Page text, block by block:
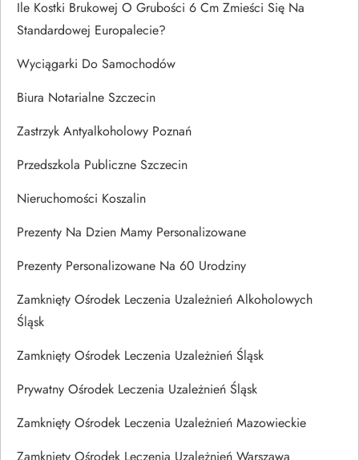
Ile Kostki Brukowej O Grubości 6 Cm Zmieści Się Na
Standardowej Europalecie?
Wyciągarki Do Samochodów
Biura Notarialne Szczecin
Zastrzyk Antyalkoholowy Poznań
Przedszkola Publiczne Szczecin
Nieruchomości Koszalin
Prezenty Na Dzien Mamy Personalizowane
Prezenty Personalizowane Na 60 Urodziny
Zamknięty Ośrodek Leczenia Uzależnień Alkoholowych
Śląsk
Zamknięty Ośrodek Leczenia Uzależnień Śląsk
Prywatny Ośrodek Leczenia Uzależnień Śląsk
Zamknięty Ośrodek Leczenia Uzależnień Mazowieckie